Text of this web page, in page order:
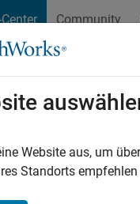
Community
Website aus, um
Standorts